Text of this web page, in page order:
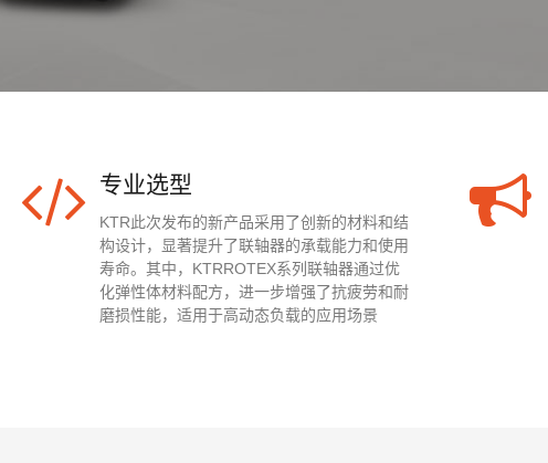
专业选型
KTR此次发布的新产品采用了创新的材料和结
构设计，显著提升了联轴器的承载能力和使用
寿命。其中，KTRROTEX系列联轴器通过优
化弹性体材料配方，进一步增强了抗疲劳和耐
磨损性能，适用于高动态负载的应用场景